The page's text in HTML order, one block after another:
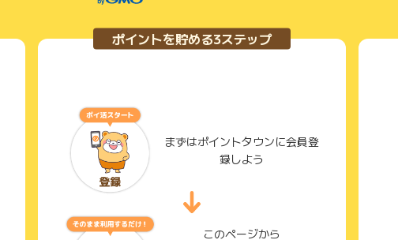
ポイントを貯める3ステップ
まずはポイントタウンに会員登
録しよう
このページから